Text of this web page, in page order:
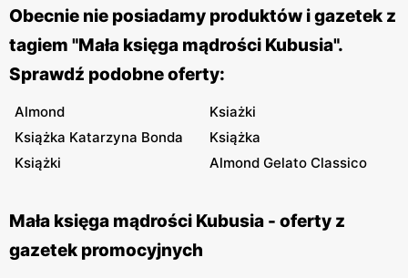
Obecnie nie posiadamy produktów i gazetek z
tagiem "Mała księga mądrości Kubusia".
Sprawdź podobne oferty:
Almond
Ksiażki
Książka Katarzyna Bonda
Książka
Książki
Almond Gelato Classico
Mała księga mądrości Kubusia - oferty z
gazetek promocyjnych